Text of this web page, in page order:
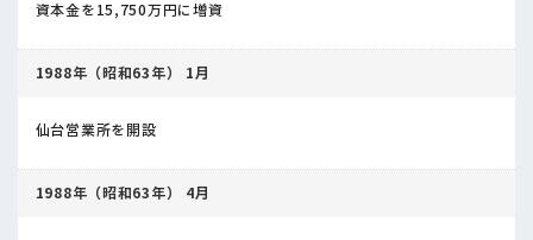
資本金を15,750万円に増資
1988年（昭和63年） 1月
仙台営業所を開設
1988年（昭和63年） 4月